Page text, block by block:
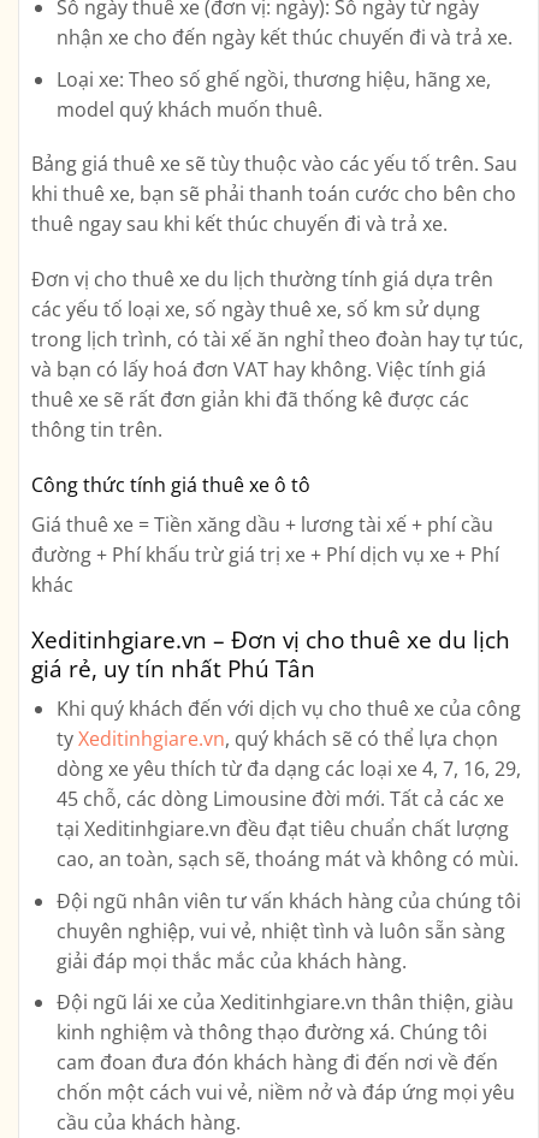
Số ngày thuê xe (đơn vị: ngày): Số ngày từ ngày
nhận xe cho đến ngày kết thúc chuyến đi và trả xe.
Loại xe: Theo số ghế ngồi, thương hiệu, hãng xe,
model quý khách muốn thuê.
Bảng giá thuê xe sẽ tùy thuộc vào các yếu tố trên. Sau
khi thuê xe, bạn sẽ phải thanh toán cước cho bên cho
thuê ngay sau khi kết thúc chuyến đi và trả xe.
Đơn vị cho thuê xe du lịch thường tính giá dựa trên
các yếu tố loại xe, số ngày thuê xe, số km sử dụng
trong lịch trình, có tài xế ăn nghỉ theo đoàn hay tự túc,
và bạn có lấy hoá đơn VAT hay không. Việc tính giá
thuê xe sẽ rất đơn giản khi đã thống kê được các
thông tin trên.
Công thức tính giá thuê xe ô tô
Giá thuê xe = Tiền xăng dầu + lương tài xế + phí cầu
đường + Phí khấu trừ giá trị xe + Phí dịch vụ xe + Phí
khác
Xeditinhgiare.vn – Đơn vị cho thuê xe du lịch
giá rẻ, uy tín nhất Phú Tân
Khi quý khách đến với dịch vụ cho thuê xe của công
tyXeditinhgiare.vn, quý khách sẽ có thể lựa chọn
dòng xe yêu thích từ đa dạng các loại xe4, 7, 16, 29,
45 chỗ, các dòng Limousine đời mới. Tất cả các xe
tại Xeditinhgiare.vn đều đạt tiêu chuẩn chất lượng
cao, an toàn, sạch sẽ, thoáng mát và không có mùi.
Đội ngũ nhân viên tư vấn khách hàng của chúng tôi
chuyên nghiệp, vui vẻ, nhiệt tình và luôn sẵn sàng
giải đáp mọi thắc mắc của khách hàng.
Đội ngũ lái xe của Xeditinhgiare.vn thân thiện, giàu
kinh nghiệm và thông thạo đường xá. Chúng tôi
cam đoan đưa đón khách hàng đi đến nơi về đến
chốn một cách vui vẻ, niềm nở và đáp ứng mọi yêu
cầu của khách hàng.